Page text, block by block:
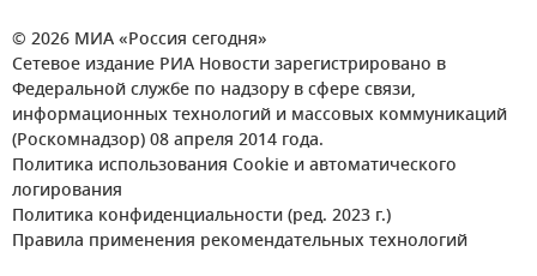
© 2026 МИА «Россия сегодня»
Сетевое издание РИА Новости зарегистрировано в
Федеральной службе по надзору в сфере связи,
информационных технологий и массовых коммуникаций
(Роскомнадзор) 08 апреля 2014 года.
Политика использования Cookie и автоматического
логирования
Политика конфиденциальности (ред. 2023 г.)
Правила применения рекомендательных технологий